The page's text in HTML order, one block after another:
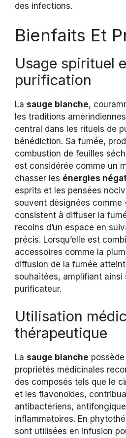
des infections.
Bienfaits Et
Usage spirituel
purification
La sauge blanche,
les traditions
central dans les rituels de
bénédiction. Sa fumée,
combustion de feuilles
est considérée comme un
chasser les énergies
esprits et les pensées
souvent désignées comme
consistent à diffuser la
recoins d’un espace en
précis. Lorsqu’elle est
accessoires comme la
diffusion de la fumée
souhaitées, amplifiant ainsi
purificateur.
Utilisation
thérapeutique
La sauge blanche
propriétés médicinales
des composés tels que le
et les flavonoïdes,
antibactériens,
inflammatoires. En
sont utilisées en infusion